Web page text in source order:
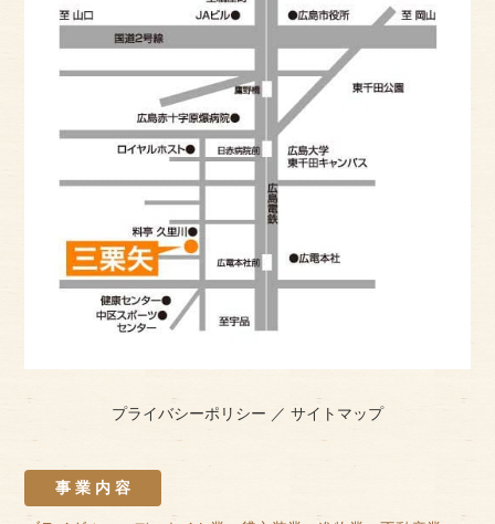
プライバシーポリシー ／ サイトマップ
事 業 内 容